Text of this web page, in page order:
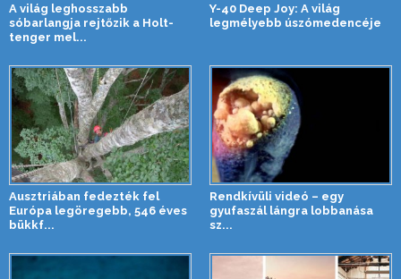
A világ leghosszabb
sóbarlangja rejtőzik a Holt-
tenger mel...
Y-40 Deep Joy: A világ
legmélyebb úszómedencéje
Ausztriában fedezték fel
Európa legöregebb, 546 éves
bükkf...
Rendkívüli videó – egy
gyufaszál lángra lobbanása
sz...